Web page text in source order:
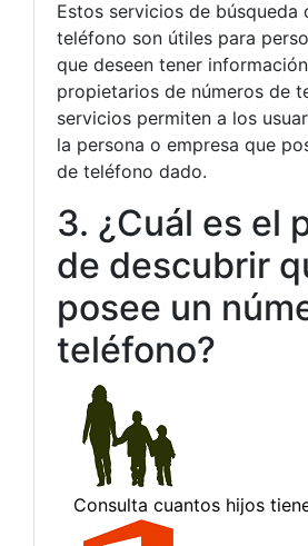
Estos servicios de búsqueda
teléfono son útiles para
que deseen tener
propietarios de números de
servicios permiten a los
la persona o empresa que
de teléfono dado.
3. ¿Cuál es el
de descubrir
posee un
teléfono?